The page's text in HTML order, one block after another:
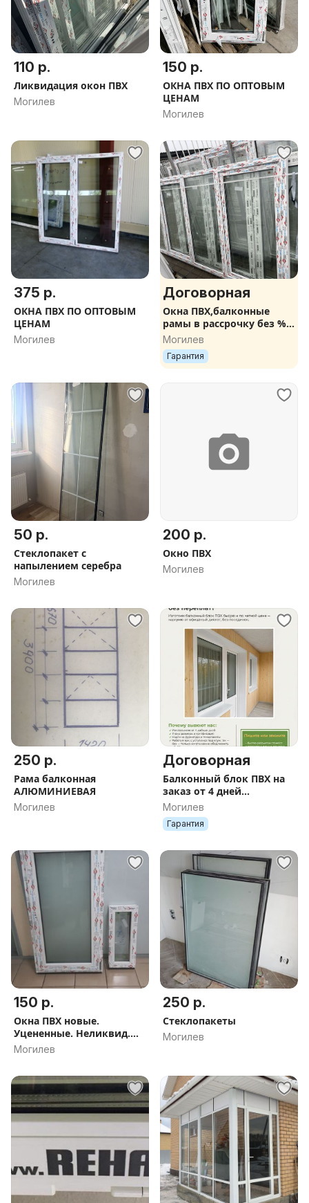
110 р.
Ликвидация окон ПВХ
Могилев
150 р.
ОКНА ПВХ ПО ОПТОВЫМ
ЦЕНАМ
Могилев
375 р.
ОКНА ПВХ ПО ОПТОВЫМ
ЦЕНАМ
Могилев
Договорная
Окна ПВХ,балконные
рамы в рассрочку без %
Могилёв/область
Могилев
Гарантия
50 р.
Стеклопакет с
напылением серебра
Могилев
200 р.
Окно ПВХ
Могилев
250 р.
Рама балконная
АЛЮМИНИЕВАЯ
Могилев
Договорная
Балконный блок ПВХ на
заказ от 4 дней
АзПластСтрой
Могилев
Гарантия
150 р.
Окна ПВХ новые.
Уцененные. Неликвид.
Присылайте желаемые
Могилев
250 р.
Стеклопакеты
Могилев